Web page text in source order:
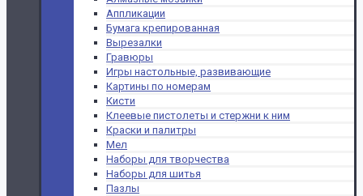
Аппликации
Бумага крепированная
Вырезалки
Гравюры
Игры настольные, развивающие
Картины по номерам
Кисти
Клеевые пистолеты и стержни к ним
Краски и палитры
Мел
Наборы для творчества
Наборы для шитья
Пазлы